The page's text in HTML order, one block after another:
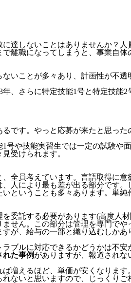
達しないことはありませんか？
離職になってしまうと、事業自体
いことが多々あり、計画性が不
、さらに特定技能1号と特定技
です。やっと応募が来たと思っ
や技能実習生では一定の試験
受けられます。
全員考えています。言語取得に
、人により最も差が出る部分です
ということも多々あります。単純
を委託する必要があります(高度人
せん。この部分は管理を専門で
が、給与の一部と織り込むしか
ブルに対応できるかどうかは不
れた事例 がありますが、報道され
増えるほど、単価が安くなりま
ないと思いますので、じっくりご